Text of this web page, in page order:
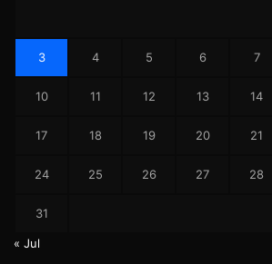
3 4 5 6 7
10 11 12 13 14
17 18 19 20 21
24 25 26 27 28
31
« Jul